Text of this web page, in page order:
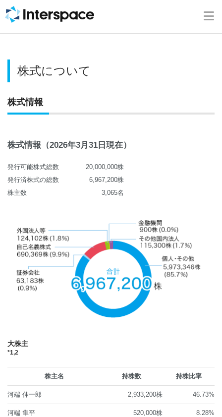
会社情報
ニュース
お問い合わせ
株式について
株式情報
株式情報（2026年3月31日現在）
発行可能株式総数
20,000,000株
発行済株式の総数
6,967,200株
株主数
3,065名
大株主
*1,2
株主名 持株数 持株比率
河端 伸一郎 2,933,200株 46.73%
河端 隼平 520,000株 8.28%